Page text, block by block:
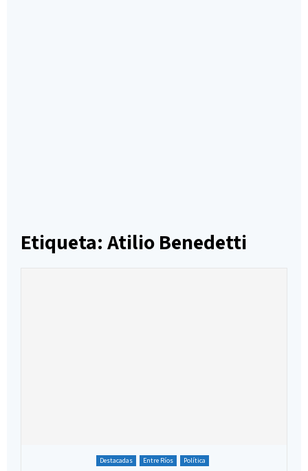
Etiqueta: Atilio Benedetti
Destacadas Entre Ríos Política